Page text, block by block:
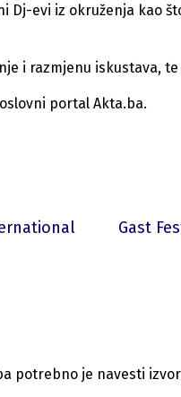
Dj-evi iz okruženja kao
i razmjenu iskustava,
portal Akta.ba.
Gast
potrebno je navesti